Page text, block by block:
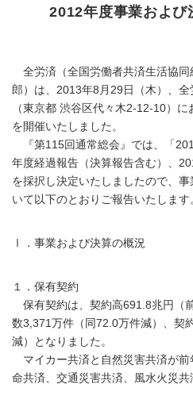
2012年度事業および
全労済（全国労働者共済生活協同
郎）は、2013年8月29日（木）、
（東京都 渋谷区代々木2-12-10）に
を開催いたしました。
『第115回通常総会』では、「
年度経過報告（決算報告含む）、
を採択し決定いたしましたので、
いて以下のとおりご報告いたします
Ⅰ．事業および決算の概況
１．保有契約
保有契約は、契約高691.8兆円（
数3,371万件（同72.0万件減）、契
減）となりました。
マイカー共済と自然災害共済が前
命共済、交通災害共済、風水火災共